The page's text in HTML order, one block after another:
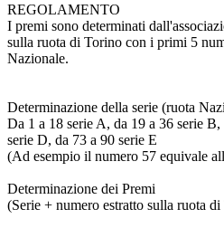
REGOLAMENTO
I premi sono determinati
sulla ruota di Torino con i primi 5
Nazionale.
Determinazione della serie (ruota
Da 1 a 18 serie A, da 19 a 36 serie
serie D, da 73 a 90 serie E
(Ad esempio il numero 57 equivale
Determinazione dei Premi
(Serie + numero estratto sulla ruota